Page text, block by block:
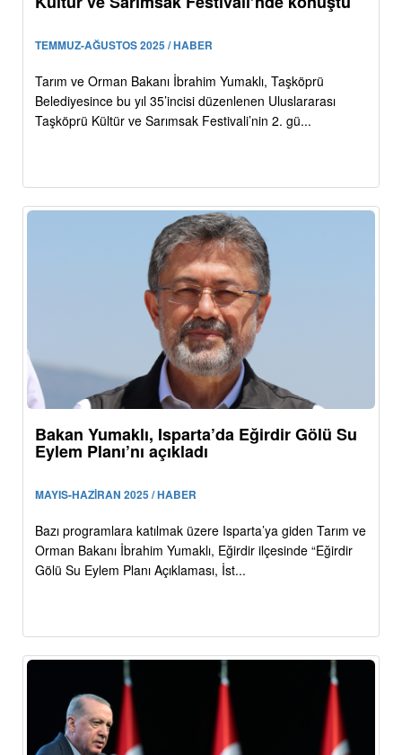
TEMMUZ-AĞUSTOS 2025 / HABER
Tarım ve Orman Bakanı İbrahim Yumaklı, Taşköprü
Belediyesince bu yıl 35’incisi düzenlenen Uluslararası
Taşköprü Kültür ve Sarımsak Festivali’nin 2. gü...
Bakan Yumaklı, Isparta’da Eğirdir Gölü Su
Eylem Planı’nı açıkladı
MAYIS-HAZİRAN 2025 / HABER
Bazı programlara katılmak üzere Isparta’ya giden Tarım ve
Orman Bakanı İbrahim Yumaklı, Eğirdir ilçesinde “Eğirdir
Gölü Su Eylem Planı Açıklaması, İst...